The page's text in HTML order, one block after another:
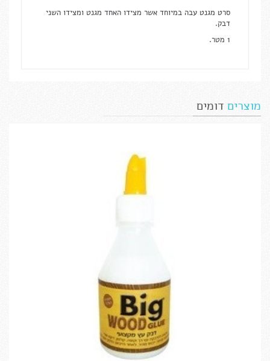
סרט מגנט עבה במיוחד אשר מצידו האחד מגנט ומצידו השני
דבק.
1 מטר.
מוצרים דומים